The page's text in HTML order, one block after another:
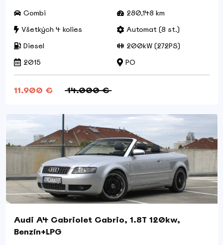
Combi
280,148 km
Všetkých 4 kolies
Automat (8 st.)
Diesel
200kW (272PS)
2015
PO
11.900 € 14.000 €
Audi A4 Cabriolet Cabrio, 1.8T 120kw,
Benzín+LPG